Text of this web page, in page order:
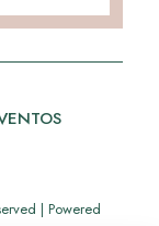
| Powered